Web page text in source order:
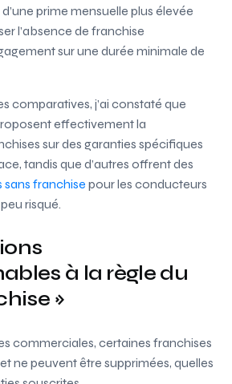
prime mensuelle plus élevée
l’absence de franchise
sur une durée minimale de
comparatives, j’ai constaté que
effectivement la
sur des garanties spécifiques
tandis que d’autres offrent des
franchise pour les conducteurs
risqué.
à la règle du
»
commerciales, certaines franchises
ne peuvent être supprimées, quelles